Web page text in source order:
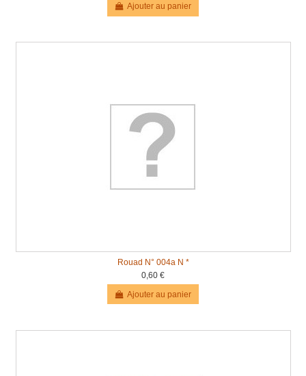
Ajouter au panier
Rouad N° 004a N *
0,60 €
Ajouter au panier